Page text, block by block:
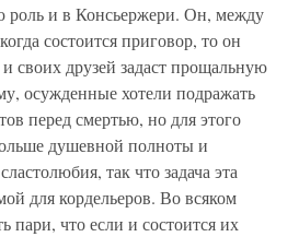
и в Консьержери. Он, между
состоится приговор, то он
своих друзей задаст прощальную
осужденные хотели подражать
перед смертью, но для этого
душевной полноты и
так что задача эта
для кордельеров. Во всяком
пари, что если и состоится их